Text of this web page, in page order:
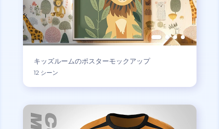
キッズルームのポスターモックアップ
12 シーン